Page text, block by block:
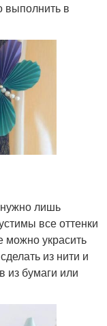
в
лишь
все оттенки
можно украсить
из нити и
из бумаги или